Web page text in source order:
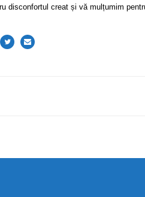
disconfortul creat și vă mulțumim